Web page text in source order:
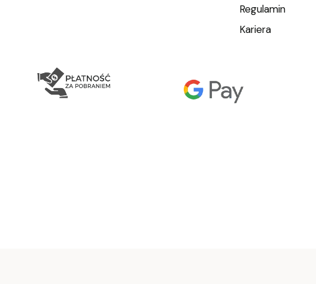
Regulamin
Kariera